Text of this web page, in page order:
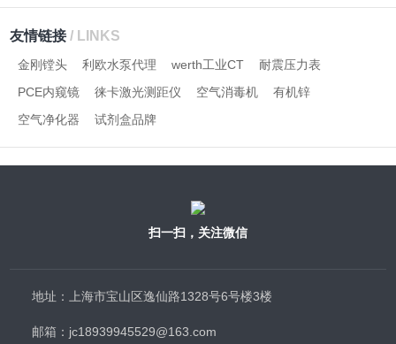
友情链接/ LINKS
金刚镗头 利欧水泵代理 werth工业CT
耐震压力表
PCE内窥镜
徕卡激光测距仪 空气消毒机
有机锌
空气净化器
试剂盒品牌
扫一扫，关注微信
地址：上海市宝山区逸仙路1328号6号楼3楼
邮箱：jc18939945529@163.com